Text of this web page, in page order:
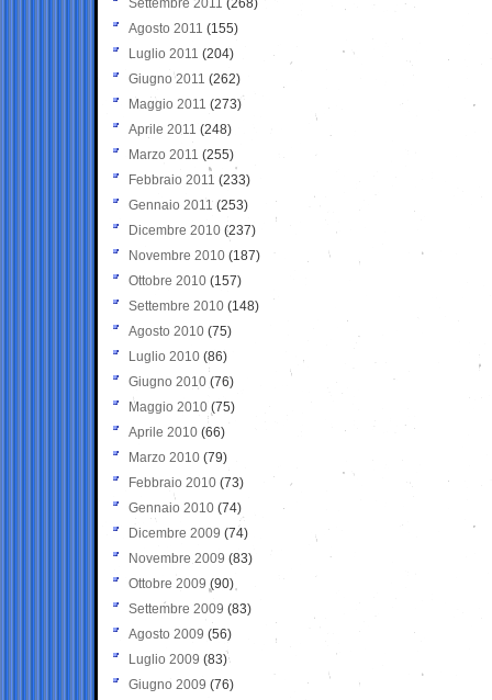
Settembre 2011 (268)
Agosto 2011 (155)
Luglio 2011 (204)
Giugno 2011 (262)
Maggio 2011 (273)
Aprile 2011 (248)
Marzo 2011 (255)
Febbraio 2011 (233)
Gennaio 2011 (253)
Dicembre 2010 (237)
Novembre 2010 (187)
Ottobre 2010 (157)
Settembre 2010 (148)
Agosto 2010 (75)
Luglio 2010 (86)
Giugno 2010 (76)
Maggio 2010 (75)
Aprile 2010 (66)
Marzo 2010 (79)
Febbraio 2010 (73)
Gennaio 2010 (74)
Dicembre 2009 (74)
Novembre 2009 (83)
Ottobre 2009 (90)
Settembre 2009 (83)
Agosto 2009 (56)
Luglio 2009 (83)
Giugno 2009 (76)